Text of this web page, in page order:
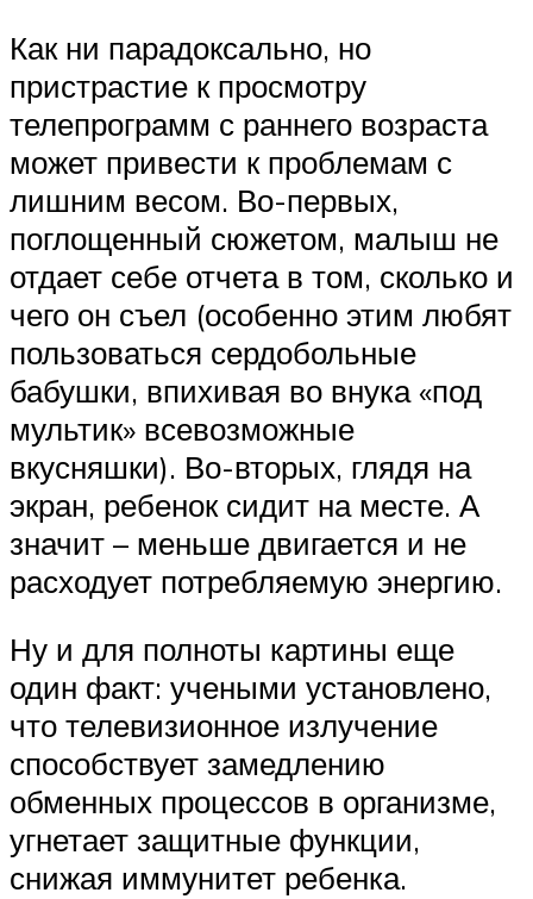
Как ни парадоксально, но
пристрастие к просмотру
телепрограмм с раннего возраста
может привести к проблемам с
лишним весом. Во-первых,
поглощенный сюжетом, малыш не
отдает себе отчета в том, сколько и
чего он съел (особенно этим любят
пользоваться сердобольные
бабушки, впихивая во внука «под
мультик» всевозможные
вкусняшки). Во-вторых, глядя на
экран, ребенок сидит на месте. А
значит – меньше двигается и не
расходует потребляемую энергию.
Ну и для полноты картины еще
один факт: учеными установлено,
что телевизионное излучение
способствует замедлению
обменных процессов в организме,
угнетает защитные функции,
снижая иммунитет ребенка.